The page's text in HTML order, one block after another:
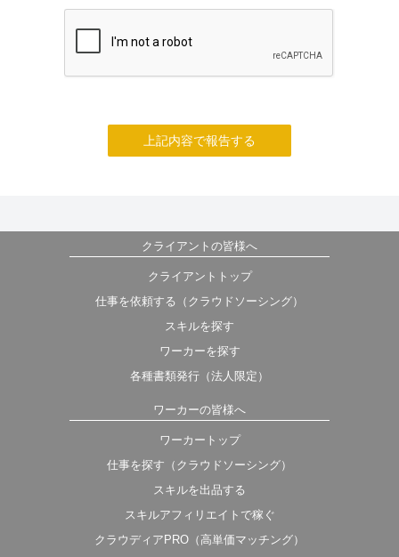
上記内容で報告する
クライアントの皆様へ
クライアントトップ
仕事を依頼する（クラウドソーシング）
スキルを探す
ワーカーを探す
各種書類発行（法人限定）
ワーカーの皆様へ
ワーカートップ
仕事を探す（クラウドソーシング）
スキルを出品する
スキルアフィリエイトで稼ぐ
クラウディアPRO（高単価マッチング）